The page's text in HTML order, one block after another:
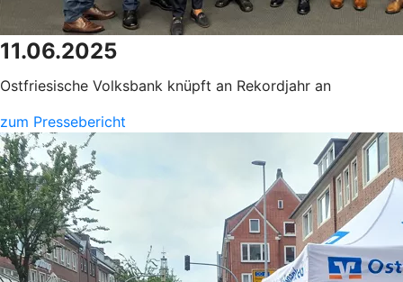
11.06.2025
Ostfriesische Volksbank knüpft an Rekordjahr an
zum Pressebericht